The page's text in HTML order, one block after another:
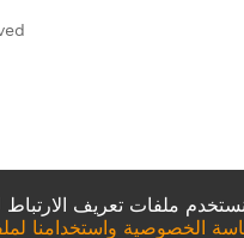
الخصوصية واستخدامنا